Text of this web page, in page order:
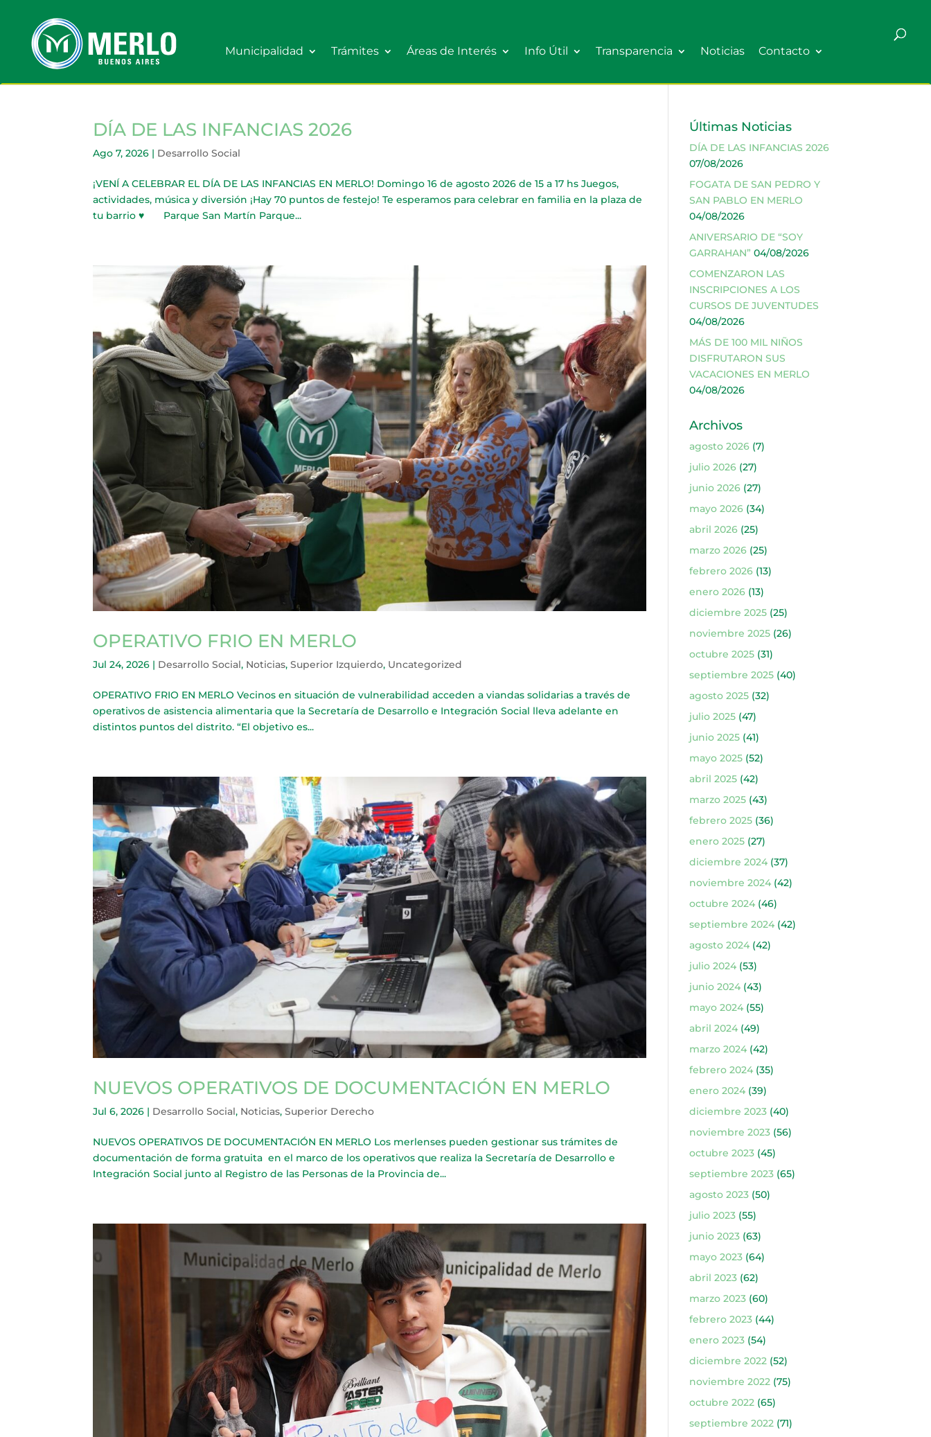
Municipalidad Trámites Áreas de Interés Info Útil Transparencia Noticias Contacto
DÍA DE LAS INFANCIAS 2026
Ago 7, 2026 | Desarrollo Social
¡VENÍ A CELEBRAR EL DÍA DE LAS INFANCIAS EN MERLO! Domingo 16 de agosto 2026 de 15 a 17 hs Juegos,
actividades, música y diversión ¡Hay 70 puntos de festejo! Te esperamos para celebrar en familia en la plaza de
tu barrio ♥ Parque San Martín Parque...
OPERATIVO FRIO EN MERLO
Jul 24, 2026 | Desarrollo Social, Noticias,Superior Izquierdo, Uncategorized
OPERATIVO FRIO EN MERLO Vecinos en situación de vulnerabilidad acceden a viandas solidarias a través de
operativos de asistencia alimentaria que la Secretaría de Desarrollo e Integración Social lleva adelante en
distintos puntos del distrito. “El objetivo es...
NUEVOS OPERATIVOS DE DOCUMENTACIÓN EN MERLO
Jul 6, 2026 | Desarrollo Social, Noticias,Superior Derecho
NUEVOS OPERATIVOS DE DOCUMENTACIÓN EN MERLO Los merlenses pueden gestionar sus trámites de
documentación de forma gratuita en el marco de los operativos que realiza la Secretaría de Desarrollo e
Integración Social junto al Registro de las Personas de la Provincia de...
Últimas Noticias
DÍA DE LAS INFANCIAS 2026
07/08/2026
FOGATA DE SAN PEDRO Y
SAN PABLO EN MERLO
04/08/2026
ANIVERSARIO DE “SOY
GARRAHAN” 04/08/2026
COMENZARON LAS
INSCRIPCIONES A LOS
CURSOS DE JUVENTUDES
04/08/2026
MÁS DE 100 MIL NIÑOS
DISFRUTARON SUS
VACACIONES EN MERLO
04/08/2026
Archivos
agosto 2026(7)
julio 2026(27)
junio 2026(27)
mayo 2026(34)
abril 2026(25)
marzo 2026(25)
febrero 2026(13)
enero 2026(13)
diciembre 2025(25)
noviembre 2025(26)
octubre 2025(31)
septiembre 2025(40)
agosto 2025(32)
julio 2025(47)
junio 2025(41)
mayo 2025(52)
abril 2025(42)
marzo 2025(43)
febrero 2025(36)
enero 2025(27)
diciembre 2024(37)
noviembre 2024(42)
octubre 2024(46)
septiembre 2024(42)
agosto 2024(42)
julio 2024(53)
junio 2024(43)
mayo 2024(55)
abril 2024(49)
marzo 2024(42)
febrero 2024(35)
enero 2024(39)
diciembre 2023(40)
noviembre 2023(56)
octubre 2023(45)
septiembre 2023(65)
agosto 2023(50)
julio 2023(55)
junio 2023(63)
mayo 2023(64)
abril 2023(62)
marzo 2023(60)
febrero 2023(44)
enero 2023(54)
diciembre 2022(52)
noviembre 2022(75)
octubre 2022(65)
septiembre 2022(71)